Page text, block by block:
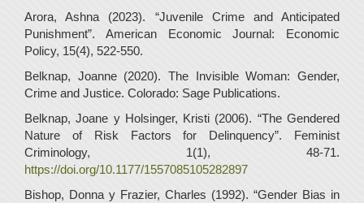
Arora, Ashna (2023). “Juvenile Crime and Anticipated
Punishment”. American Economic Journal: Economic
Policy, 15(4), 522-550.
Belknap, Joanne (2020). The Invisible Woman: Gender,
Crime and Justice. Colorado: Sage Publications.
Belknap, Joane y Holsinger, Kristi (2006). “The Gendered
Nature of Risk Factors for Delinquency”. Feminist
Criminology, 1(1), 48-71.
https://doi.org/10.1177/1557085105282897
Bishop, Donna y Frazier, Charles (1992). “Gender Bias in